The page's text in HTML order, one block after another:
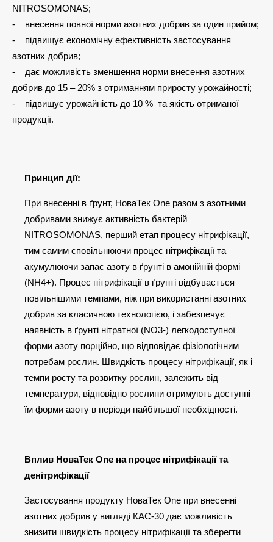
NITROSOMONAS;
- внесення повної норми азотних добрив за один прийом;
- підвищує економічну ефективність застосування
азотних добрив;
- дає можливість зменшення норми внесення азотних
добрив до 15 – 20% з отриманням приросту урожайності;
- підвищує урожайність до 10 % та якість отриманої
продукції.
Принцип дії:
При внесенні в ґрунт, НоваТек Оne разом з азотними
добривами знижує активність бактерій
NITROSOMONAS, перший етап процесу нітрифікації,
тим самим сповільнюючи процес нітрифікації та
акумулюючи запас азоту в ґрунті в амонійній формі
(NH4+). Процес нітрифікації в ґрунті відбувається
повільнішими темпами, ніж при використанні азотних
добрив за класичною технологією, і забезпечує
наявність в ґрунті нітратної (NO3-) легкодоступної
форми азоту порційно, що відповідає фізіологічним
потребам рослин. Швидкість процесу нітрифікації, як і
темпи росту та розвитку рослин, залежить від
температури, відповідно рослини отримують доступні
їм форми азоту в періоди найбільшої необхідності.
Вплив НоваТек Оne на процес нітрифікації та
денітрифікації
Застосування продукту НоваТек Оne при внесенні
азотних добрив у вигляді КАС-30 дає можливість
знизити швидкість процесу нітрифікації та зберегти